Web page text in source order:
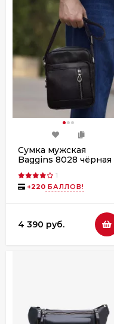
Сумка мужская
Baggins 8028 чёрная
1
+220 БАЛЛОВ!
4 390 руб.